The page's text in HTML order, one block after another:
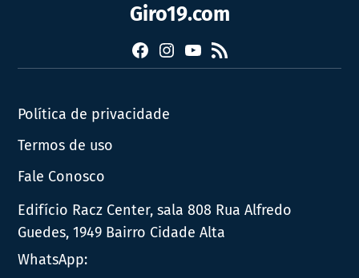
Giro19.com
FacebookInstagram
YouTube
RSS
Política de privacidade
Termos de uso
Fale Conosco
Edifício Racz Center, sala 808 Rua Alfredo
Guedes, 1949 Bairro Cidade Alta
WhatsApp: